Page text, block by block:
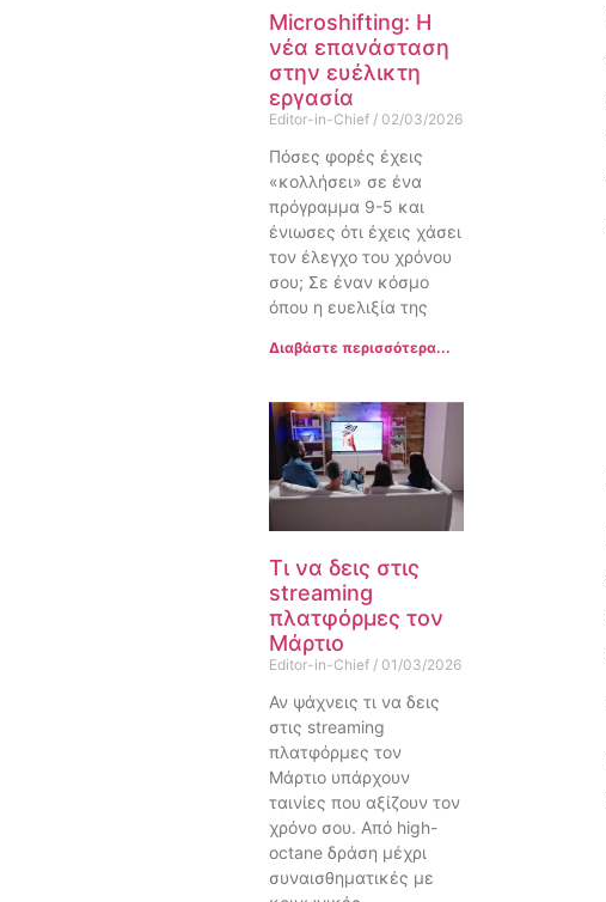
Microshifting: Η
νέα επανάσταση
στην ευέλικτη
εργασία
Editor-in-Chief 02/03/2026
Πόσες φορές έχεις
«κολλήσει» σε ένα
πρόγραμμα 9-5 και
ένιωσες ότι έχεις χάσει
τον έλεγχο του χρόνου
σου; Σε έναν κόσμο
όπου η ευελιξία της
Διαβάστε περισσότερα...
Τι να δεις στις
streaming
πλατφόρμες τον
Μάρτιο
Editor-in-Chief 01/03/2026
Αν ψάχνεις τι να δεις
στις streaming
πλατφόρμες τον
Μάρτιο υπάρχουν
ταινίες που αξίζουν τον
χρόνο σου. Από high-
octane δράση μέχρι
συναισθηματικές με